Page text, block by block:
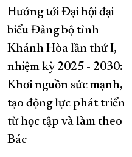
Hướng tới Đại hội đại
biểu Đảng bộ tỉnh
Khánh Hòa lần thứ I,
nhiệm kỳ 2025 - 2030:
Khơi nguồn sức mạnh,
tạo động lực phát triển
từ học tập và làm theo
Bác